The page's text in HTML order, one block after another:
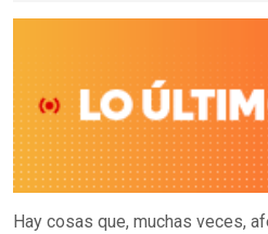
Hay cosas que, muchas veces,